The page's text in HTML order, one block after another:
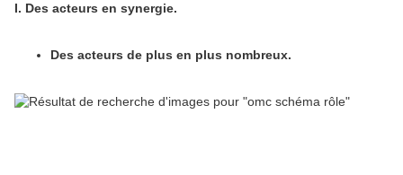
I. Des acteurs en synergie.
Des acteurs de plus en plus nombreux.